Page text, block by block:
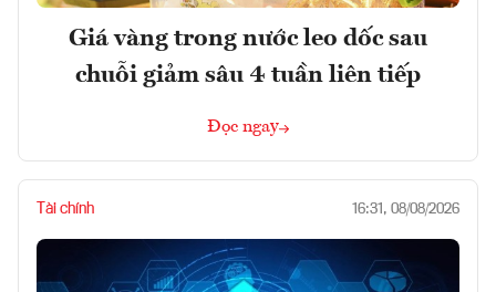
Giá vàng trong nước leo dốc sau
chuỗi giảm sâu 4 tuần liên tiếp
Đọc ngay
Tài chính 16:31, 08/08/2026